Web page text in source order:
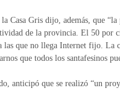
Casa Gris dijo, además, que
de la provincia. El 50 por
las que no llega Internet fijo. La
que todos los santafesinos
anticipó que se realizó “un